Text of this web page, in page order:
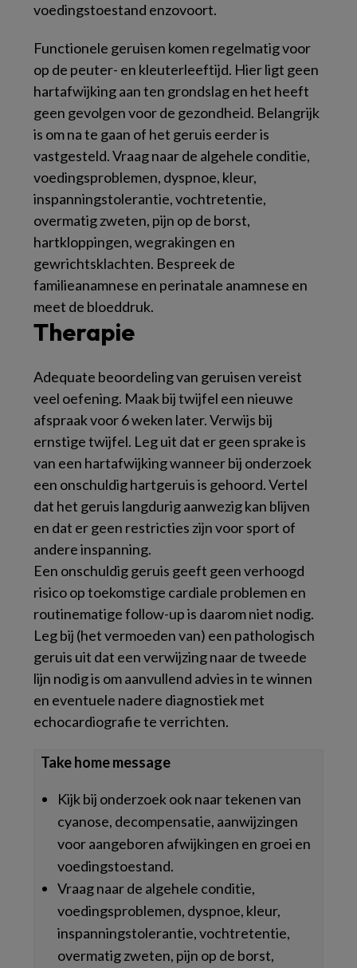
voedingstoestand enzovoort.
Functionele geruisen komen regelmatig voor
op de peuter- en kleuterleeftijd. Hier ligt geen
hartafwijking aan ten grondslag en het heeft
geen gevolgen voor de gezondheid. Belangrijk
is om na te gaan of het geruis eerder is
vastgesteld. Vraag naar de algehele conditie,
voedingsproblemen, dyspnoe, kleur,
inspanningstolerantie, vochtretentie,
overmatig zweten, pijn op de borst,
hartkloppingen, wegrakingen en
gewrichtsklachten. Bespreek de
familieanamnese en perinatale anamnese en
meet de bloeddruk.
Therapie
Adequate beoordeling van geruisen vereist
veel oefening. Maak bij twijfel een nieuwe
afspraak voor 6 weken later. Verwijs bij
ernstige twijfel. Leg uit dat er geen sprake is
van een hartafwijking wanneer bij onderzoek
een onschuldig hartgeruis is gehoord. Vertel
dat het geruis langdurig aanwezig kan blijven
en dat er geen restricties zijn voor sport of
andere inspanning.
Een onschuldig geruis geeft geen verhoogd
risico op toekomstige cardiale problemen en
routinematige follow-up is daarom niet nodig.
Leg bij (het vermoeden van) een pathologisch
geruis uit dat een verwijzing naar de tweede
lijn nodig is om aanvullend advies in te winnen
en eventuele nadere diagnostiek met
echocardiografie te verrichten.
Take home message
Kijk bij onderzoek ook naar tekenen van
cyanose, decompensatie, aanwijzingen
voor aangeboren afwijkingen en groei en
voedingstoestand.
Vraag naar de algehele conditie,
voedingsproblemen, dyspnoe, kleur,
inspanningstolerantie, vochtretentie,
overmatig zweten, pijn op de borst,